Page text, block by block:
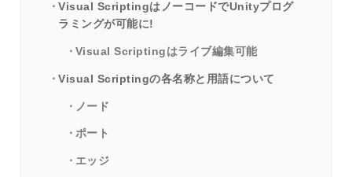
Visual ScriptingはノーコードでUnityプログ
ラミングが可能に!
Visual Scriptingはライブ編集可能
Visual Scriptingの各名称と用語について
ノード
ポート
エッジ